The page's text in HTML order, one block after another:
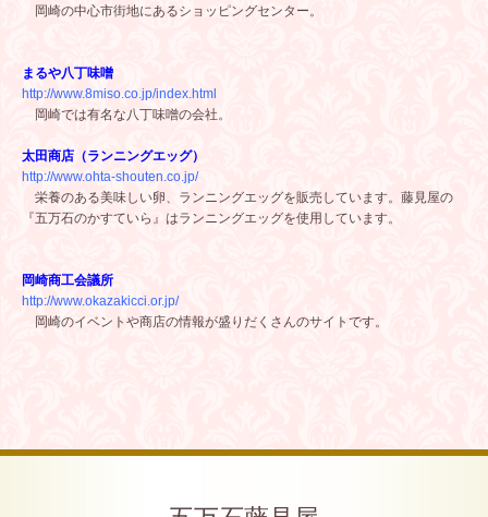
岡崎の中心市街地にあるショッピングセンター。
まるや八丁味噌
http://www.8miso.co.jp/index.html
岡崎では有名な八丁味噌の会社。
太田商店（ランニングエッグ）
http://www.ohta-shouten.co.jp/
栄養のある美味しい卵、ランニングエッグを販売しています。藤見屋の
『五万石のかすていら』はランニングエッグを使用しています。
岡崎商工会議所
http://www.okazakicci.or.jp/
岡崎のイベントや商店の情報が盛りだくさんのサイトです。